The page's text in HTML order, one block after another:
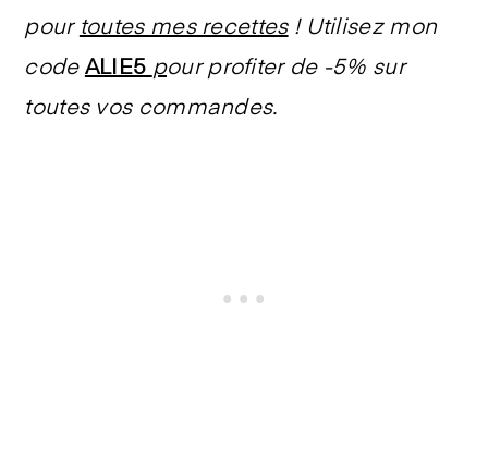
pour toutes mes recettes! Utilisez mon
code ALIE5 pour profiter de -5% sur
toutes vos commandes.